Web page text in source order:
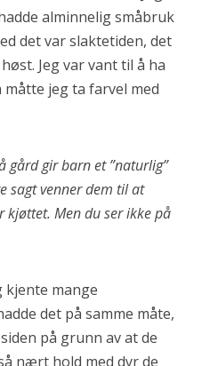
alminnelig småbruk
det var slaktetiden, det
Jeg var vant til å ha
jeg ta farvel med
gård gir barn et ”naturlig”
sagt venner dem til at
kjøttet. Men du ser ikke på
kjente mange
det på samme måte,
på grunn av at de
nært hold med dyr de